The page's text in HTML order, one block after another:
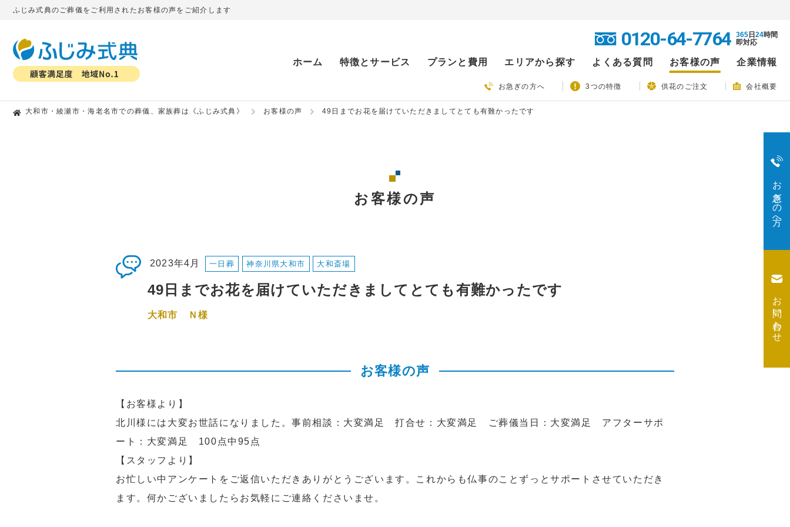
ふじみ式典のご葬儀をご利用されたお客様の声をご紹介します
0120-64-7764 365日 24時間
即対応
ホーム 特徴とサービス プランと費用 エリアから探す よくある質問 お客様の声 企業情報
お急ぎの方へ 3つの特徴 供花のご注文 会社概要
お急ぎの方へ
お問い合わせ
大和市・綾瀬市・海老名市での葬儀、家族葬は《ふじみ式典》 お客様の声 49日までお花を届けていただきましてとても有難かったです
お客様の声
2023年4月 一日葬 神奈川県大和市 大和斎場
49日までお花を届けていただきましてとても有難かったです
大和市 Ｎ様
お客様の声
【お客様より】
北川様には大変お世話になりました。事前相談：大変満足 打合せ：大変満足 ご葬儀当日：大変満足 アフターサポ
ート：大変満足 100点中95点
【スタッフより】
お忙しい中アンケートをご返信いただきありがとうございます。これからも仏事のことずっとサポートさせていただき
ます。何かございましたらお気軽にご連絡くださいませ。